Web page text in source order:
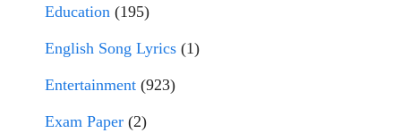
Education (195)
English Song Lyrics (1)
Entertainment (923)
Exam Paper (2)